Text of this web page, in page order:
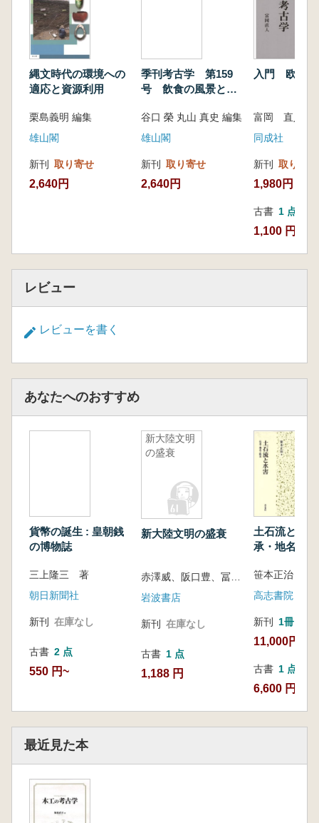
縄文時代の環境への
適応と資源利用
栗島義明 編集
雄山閣
新刊 取り寄せ
2,640円
季刊考古学 第159
号 飲食の風景と考
谷口 榮 丸山 真史 編集
雄山閣
新刊 取り寄せ
2,640円
入門 欧米考
富岡 直人 著
同成社
新刊 取り寄せ
1,980円
古書 1 点
1,100 円
レビュー
レビューを書く
あなたへのおすすめ
貨幣の誕生 : 皇朝銭
の博物誌
三上隆三 著
朝日新聞社
新刊 在庫なし
古書 2 点
550 円~
新大陸文明
の盛衰
新大陸文明の盛衰
岩波書店
新刊 在庫なし
古書 1 点
1,188 円
土石流と水
承・地名・
笹本正治 著
高志書院
新刊 1冊
11,000円
古書 1 点
6,600 円
最近見た本